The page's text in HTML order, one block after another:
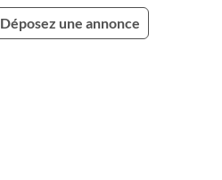
Déposez une annonce